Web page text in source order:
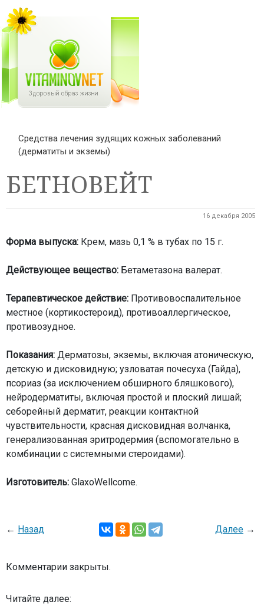
Средства лечения зудящих кожных заболеваний
(дерматиты и экземы)
БЕТНОВЕЙТ
16 декабря 2005
Форма выпуска: Крем, мазь 0,1 % в тубах по 15 г.
Действующее вещество: Бетаметазона валерат.
Терапевтическое действие: Противовоспалительное
местное (кортикостероид), противоаллергическое,
противозудное.
Показания: Дерматозы, экземы, включая атоническую,
детскую и дисковидную; узловатая почесуха (Гайда),
псориаз (за исключением обширного бляшкового),
нейродерматиты, включая простой и плоский лишай;
себорейный дерматит, реакции контактной
чувствительности, красная дисковидная волчанка,
генерализованная эритродермия (вспомогательно в
комбинации с системными стероидами).
Изготовитель: GlaxoWellcome.
← Назад Далее →
Комментарии закрыты.
Читайте далее: